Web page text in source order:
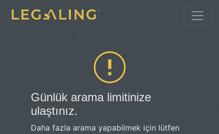
Günlük arama limitinize
ulaştınız.
Daha fazla arama yapabilmek için lütfen